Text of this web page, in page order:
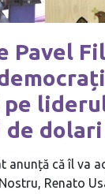
Pavel
de
anunță că îl va
Renato